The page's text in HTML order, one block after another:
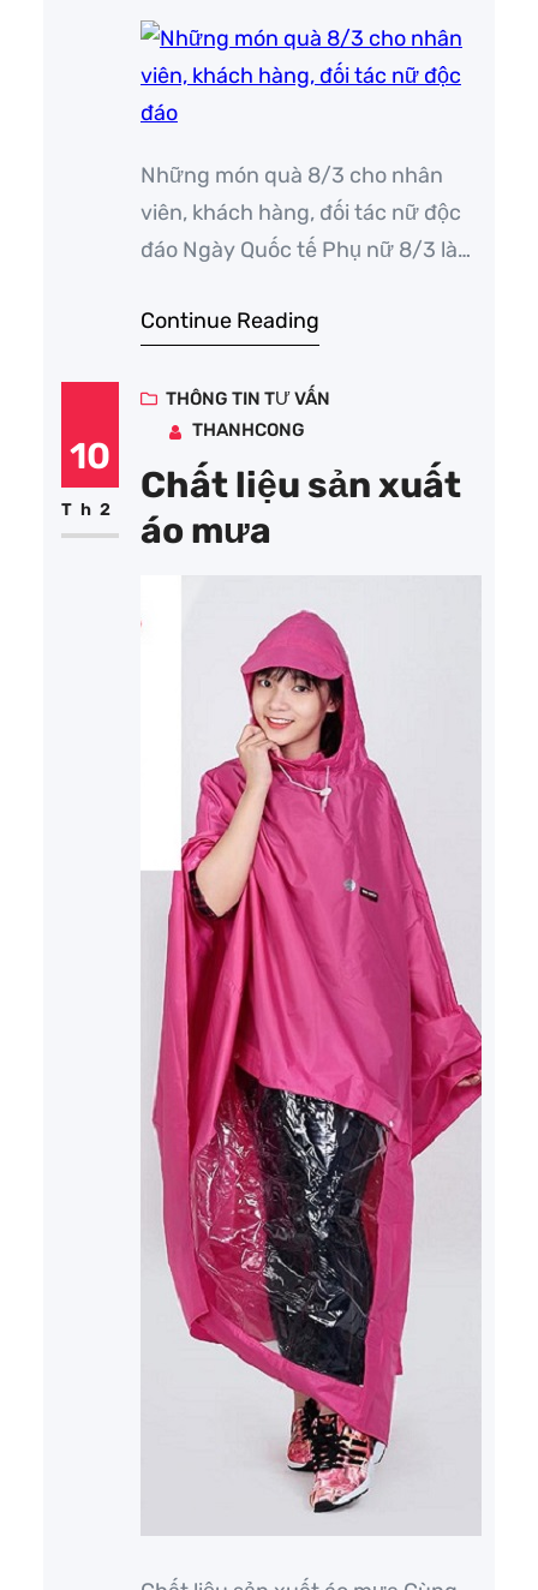
Những món quà 8/3 cho nhân
viên, khách hàng, đối tác nữ độc
đáo Ngày Quốc tế Phụ nữ 8/3 là
hiện sự quan tâm, tri ân đến nhân
tác nữ. Những món quà thật ý
nghĩa và không kém phần…
Continue Reading
10
Th2
THÔNG TIN TƯ VẤN
THANHCONG
Chất liệu sản xuất
áo mưa